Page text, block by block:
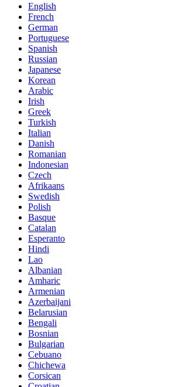
English
French
German
Portuguese
Spanish
Russian
Japanese
Korean
Arabic
Irish
Greek
Turkish
Italian
Danish
Romanian
Indonesian
Czech
Afrikaans
Swedish
Polish
Basque
Catalan
Esperanto
Hindi
Lao
Albanian
Amharic
Armenian
Azerbaijani
Belarusian
Bengali
Bosnian
Bulgarian
Cebuano
Chichewa
Corsican